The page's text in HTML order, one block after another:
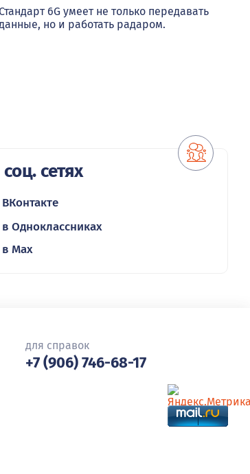
Стандарт 6G умеет не только передавать
но и работать радаром.
сетях
Одноклассниках
Max
для справок
+7 (906) 746-68-17